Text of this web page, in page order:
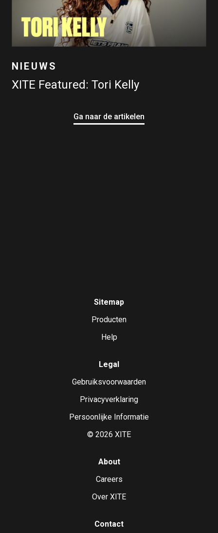
NIEUWS
XITE Featured: Tori Kelly
Ga naar de artikelen
Sitemap
Producten
Help
Contact
Legal
Gebruiksvoorwaarden
Privacyverklaring
Persoonlijke Informatie
© 2026 XITE
About
Careers
Over XITE